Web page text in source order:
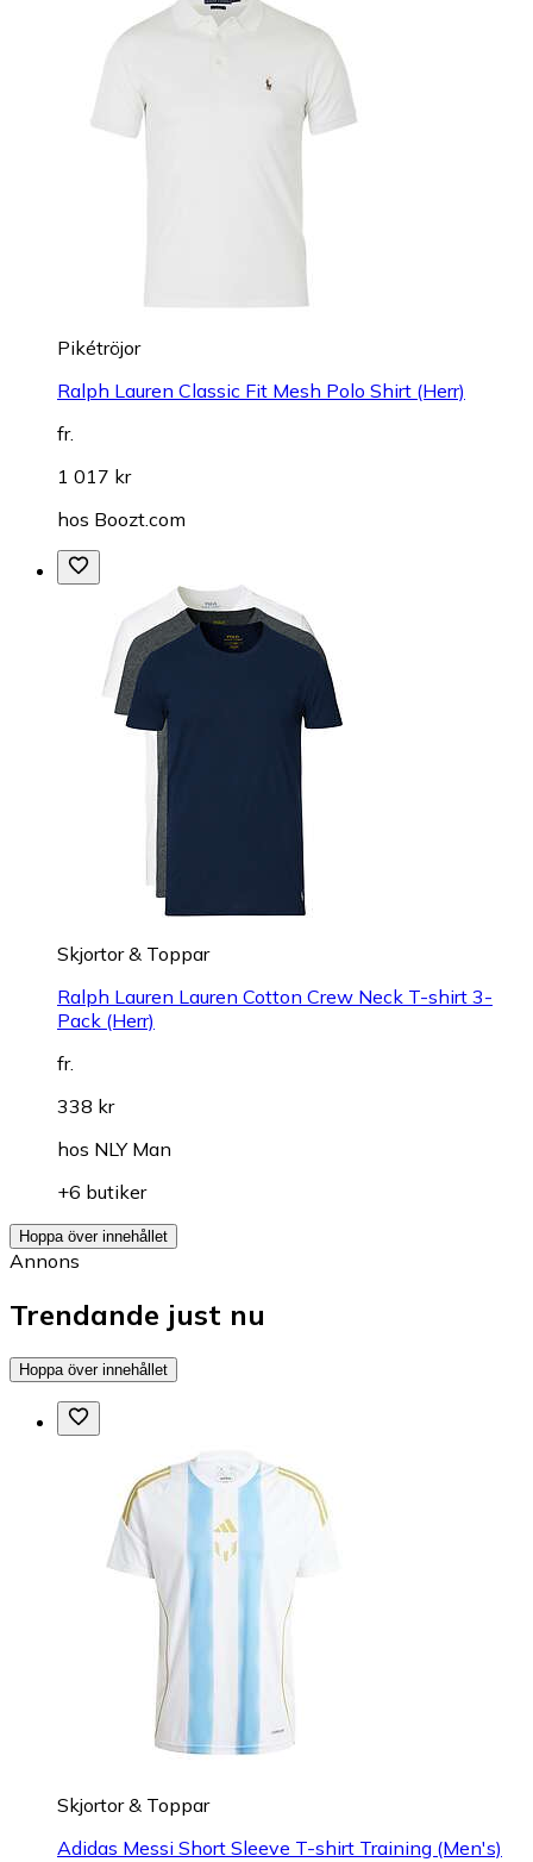
Pikétröjor
Ralph Lauren Classic Fit Mesh Polo Shirt (Herr)
fr.
1 017 kr
hos Boozt.com
Skjortor & Toppar
Ralph Lauren Lauren Cotton Crew Neck T-shirt 3-
Pack (Herr)
fr.
338 kr
hos NLY Man
+6 butiker
Hoppa över innehållet
Annons
Trendande just nu
Hoppa över innehållet
Skjortor & Toppar
Adidas Messi Short Sleeve T-shirt Training (Men's)